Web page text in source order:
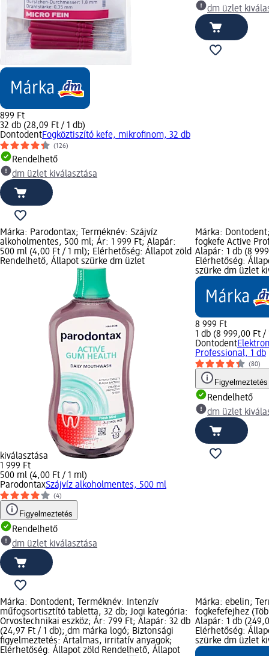
899 Ft
32 db (28,09 Ft / 1 db)
DontodentFogköztiszító kefe, mikrofinom, 32 db
(126)
Rendelhető
dm üzlet kiválasztása
dm üzlet
Márka: Parodontax; Terméknév: Szájvíz
alkoholmentes, 500 ml; Ár: 1 999 Ft; Alapár:
500 ml (4,00 Ft / 1 ml); Elérhetőség: Állapot zöld
Rendelhető, Állapot szürke dm üzlet
kiválasztása
1 999 Ft
500 ml (4,00 Ft / 1 ml)
ParodontaxSzájvíz alkoholmentes, 500 ml
(4)
Figyelmeztetés
Rendelhető
dm üzlet kiválasztása
Márka:
fogkefe Active
Alapár: 1 db (8
Elérhetőség:
szürke dm üzlet
8 999 Ft
1 db (8 999,00 Ft /
Dontodent
Professional, 1 db
(80)
Figyelmeztetés
Rendelhető
dm üzlet
Márka: Dontodent; Terméknév: Intenzív
műfogsortisztító tabletta, 32 db; Jogi kategória:
Orvostechnikai eszköz; Ár: 799 Ft; Alapár: 32 db
(24,97 Ft / 1 db); dm márka logó; Biztonsági
figyelmeztetés: Ártalmas, irritatív anyagok;
Elérhetőség: Állapot zöld Rendelhető, Állapot
Márka: ebelin;
fogkefefejhez
Alapár: 1 db
Elérhetőség:
szürke dm üzlet